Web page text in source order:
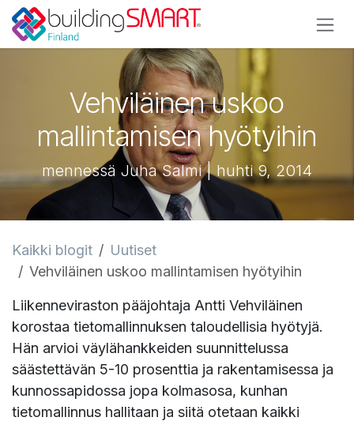
Siirry sisältöön
Vehviläinen uskoo
mallintamisen hyötyihin
mennessä Juha Salmi | huhti 9, 2014
Kaikki blogit
Uutiset
Vehviläinen uskoo mallintamisen hyötyihin
Liikenneviraston pääjohtaja Antti Vehviläinen
korostaa tietomallinnuksen taloudellisia hyötyjä.
Hän arvioi väylähankkeiden suunnittelussa
säästettävän 5-10 prosenttia ja rakentamisessa ja
kunnossapidossa jopa kolmasosa, kunhan
tietomallinnus hallitaan ja siitä otetaan kaikki